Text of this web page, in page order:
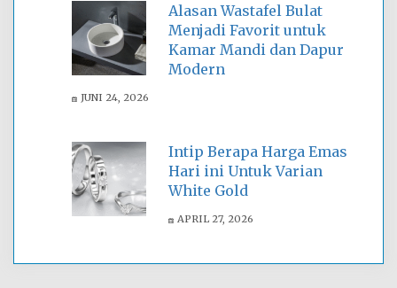
Alasan Wastafel Bulat
Menjadi Favorit untuk
Kamar Mandi dan Dapur
Modern
JUNI 24, 2026
Intip Berapa Harga Emas
Hari ini Untuk Varian
White Gold
APRIL 27, 2026